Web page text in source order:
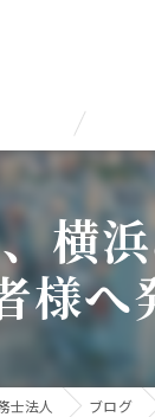
横
様へ
士法人 ブログ